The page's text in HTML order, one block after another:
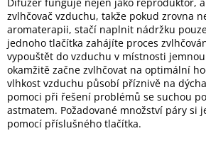
Přihlášení
Difuzér funguje nejen jako reproduktor,
zvlhčovač vzduchu, takže pokud zrovna
aromaterapii, stačí naplnit nádržku
jednoho tlačítka zahájíte proces
vypouštět do vzduchu v místnosti
okamžitě začne zvlhčovat na optimální
vlhkost vzduchu působí příznivě na
pomoci při řešení problémů se suchou
astmatem. Požadované množství páry si
pomocí příslušného tlačítka.